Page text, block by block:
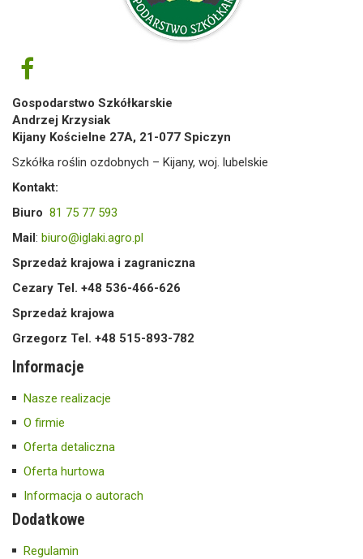
Gospodarstwo Szkółkarskie
Andrzej Krzysiak
Kijany Kościelne 27A, 21-077 Spiczyn
Szkółka roślin ozdobnych – Kijany, woj. lubelskie
Kontakt:
Biuro 81 75 77 593
Mail: biuro@iglaki.agro.pl
Sprzedaż krajowa i zagraniczna
Cezary Tel. +48 536-466-626
Sprzedaż krajowa
Grzegorz Tel. +48 515-893-782
Informacje
Nasze realizacje
O firmie
Oferta detaliczna
Oferta hurtowa
Informacja o autorach
Dodatkowe
Regulamin